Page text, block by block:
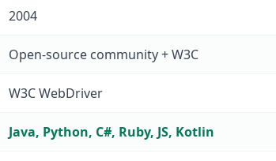
2004
Open-source community + W3C
W3C WebDriver
Java, Python, C#, Ruby, JS, Kotlin